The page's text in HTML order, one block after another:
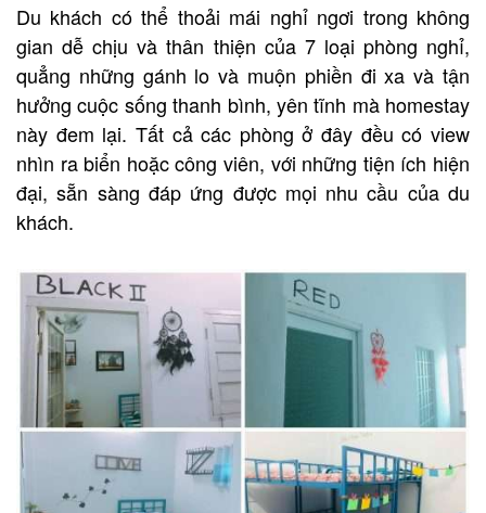
Du khách có thể thoải mái nghỉ ngơi trong không
gian dễ chịu và thân thiện của 7 loại phòng nghỉ,
quẳng những gánh lo và muộn phiền đi xa và tận
hưởng cuộc sống thanh bình, yên tĩnh mà homestay
này đem lại. Tất cả các phòng ở đây đều có view
nhìn ra biển hoặc công viên, với những tiện ích hiện
đại, sẵn sàng đáp ứng được mọi nhu cầu của du
khách.